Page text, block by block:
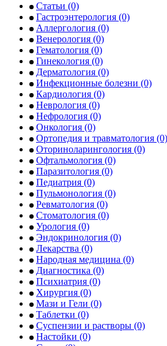
Статьи (0)
Гастроэнтерология (0)
Аллергология (0)
Венерология (0)
Гематология (0)
Гинекология (0)
Дерматология (0)
Инфекционные болезни (0)
Кардиология (0)
Неврология (0)
Нефрология (0)
Онкология (0)
Ортопедия и травматология (0)
Оториноларингология (0)
Офтальмология (0)
Паразитология (0)
Педиатрия (0)
Пульмонология (0)
Ревматология (0)
Стоматология (0)
Урология (0)
Эндокринология (0)
Лекарства (0)
Народная медицина (0)
Диагностика (0)
Психиатрия (0)
Хирургия (0)
Мази и Гели (0)
Таблетки (0)
Суспензии и растворы (0)
Настойки (0)